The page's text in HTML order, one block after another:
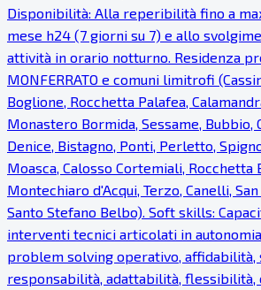
Disponibilità: Alla reperibilità fino a
mese h24 (7 giorni su 7) e allo
attività in orario notturno. Residenza
MONFERRATO e comuni limitrofi
Boglione, Rocchetta Palafea,
Monastero Bormida, Sessame, Bubbio,
Denice, Bistagno, Ponti, Perletto,
Moasca, Calosso Cortemiali, Rocchetta
Montechiaro d'Acqui, Terzo, Canelli,
Santo Stefano Belbo). Soft skills:
interventi tecnici articolati in
problem solving operativo, affidabilità,
responsabilità, adattabilità, flessibilità,